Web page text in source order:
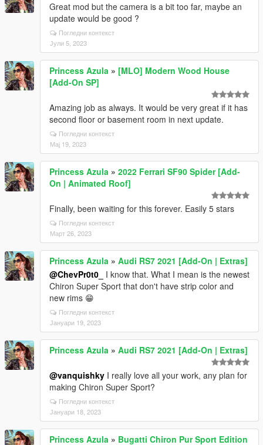
Great mod but the camera is a bit too far, maybe an
update would be good ?
Погледни контекст
Јули 5, 2023
Princess Azula » [MLO] Modern Wood House
[Add-On SP]
Amazing job as always. It would be very great if it has
second floor or basement room in next update.
Погледни контекст
Мај 19, 2023
Princess Azula » 2022 Ferrari SF90 Spider [Add-
On | Animated Roof]
Finally, been waiting for this forever. Easily 5 stars
Погледни контекст
Март 26, 2023
Princess Azula » Audi RS7 2021 [Add-On | Extras]
@ChevPr0t0_
I know that. What I mean is the newest
Chiron Super Sport that don't have strip color and
new rims 😁
Погледни контекст
Јануари 19, 2023
Princess Azula » Audi RS7 2021 [Add-On | Extras]
@vanquishky I really love all your work, any plan for
making Chiron Super Sport?
Погледни контекст
Јануари 18, 2023
Princess Azula » Bugatti Chiron Pur Sport Edition